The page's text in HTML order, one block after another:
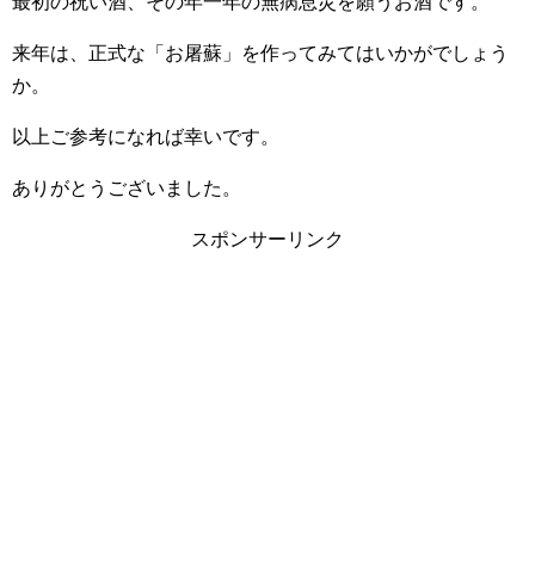
来年は、正式な「お屠蘇」を作ってみてはいかがでしょう
か。
以上ご参考になれば幸いです。
ありがとうございました。
スポンサーリンク